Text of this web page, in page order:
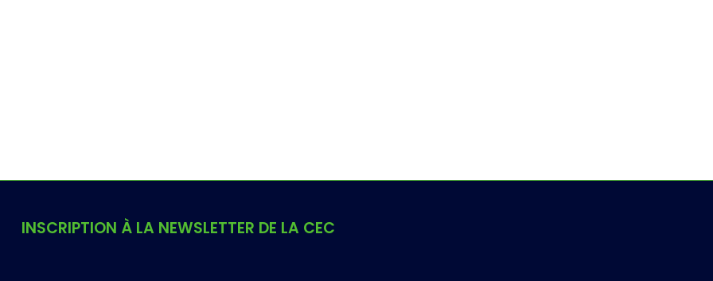
INSCRIPTION À LA NEWSLETTER DE LA CEC